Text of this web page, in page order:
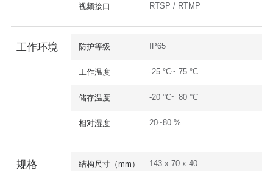
视频接口 RTSP / RTMP
工作环境 防护等级 IP65
工作温度 -25 °C~ 75 °C
储存温度 -20 °C~ 80 °C
相对湿度 20~80 %
规格 结构尺寸（mm） 143 x 70 x 40